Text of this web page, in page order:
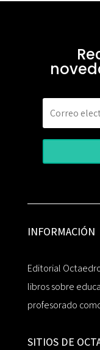
INFORMACIÓN
Editorial
libros sobre
profesorado
SITIOS DE